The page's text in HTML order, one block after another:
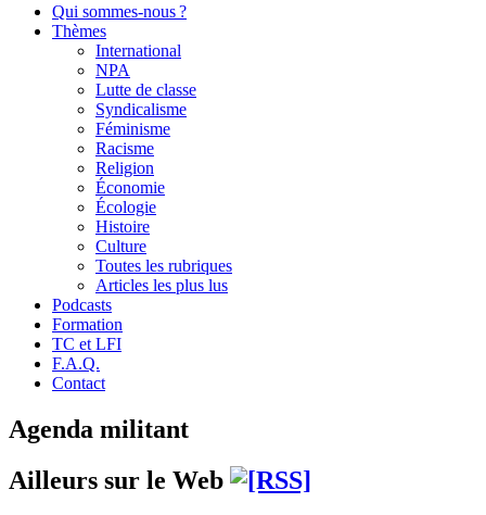
Qui sommes-nous ?
Thèmes
International
NPA
Lutte de classe
Syndicalisme
Féminisme
Racisme
Religion
Économie
Écologie
Histoire
Culture
Toutes les rubriques
Articles les plus lus
Podcasts
Formation
TC et LFI
F.A.Q.
Contact
Agenda militant
Ailleurs sur le Web